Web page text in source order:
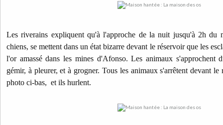
Les riverains expliquent qu'à l'approche de la nuit jusqu'à 2h du
chiens, se mettent dans un état bizarre devant le réservoir que les
l'or amassé dans les mines d'Afonso. Les animaux s'approchent
gémir, à pleurer, et à grogner. Tous les animaux s'arrêtent devant
photo ci-bas, et ils hurlent.